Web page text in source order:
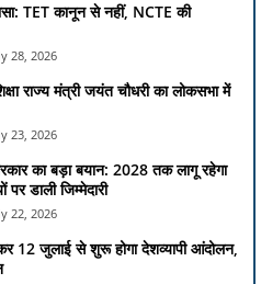
TET कानून से नहीं, NCTE की
28, 2026
राज्य मंत्री जयंत चौधरी का लोकसभा में
23, 2026
का बड़ा बयान: 2028 तक लागू रहेगा
डाली जिम्मेदारी
22, 2026
12 जुलाई से शुरू होगा देशव्यापी आंदोलन,